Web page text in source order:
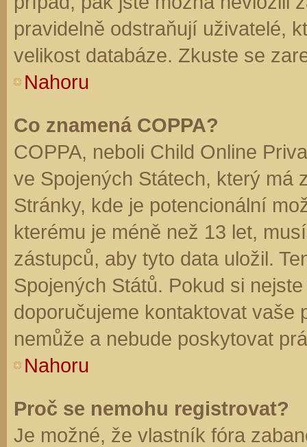
pravidelně odstraňují uživatelé,
velikost databáze. Zkuste se
Nahoru
Co znamená COPPA?
COPPA, neboli Child Online
ve Spojených Státech, který má
Stránky, kde je potencionální
kterému je méně než 13 let,
zástupců, aby tyto data uložil.
Spojených Států. Pokud si
doporučujeme kontaktovat vaše
nemůže a nebude poskytovat
Nahoru
Proč se nemohu registrovat?
Je možné, že vlastník fóra